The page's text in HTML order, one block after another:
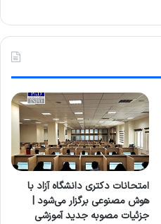
امتحانات دکتری دانشگاه آزاد با
هوش مصنوعی برگزار می‌شود |
جزئیات مصوبه جدید آموزشی